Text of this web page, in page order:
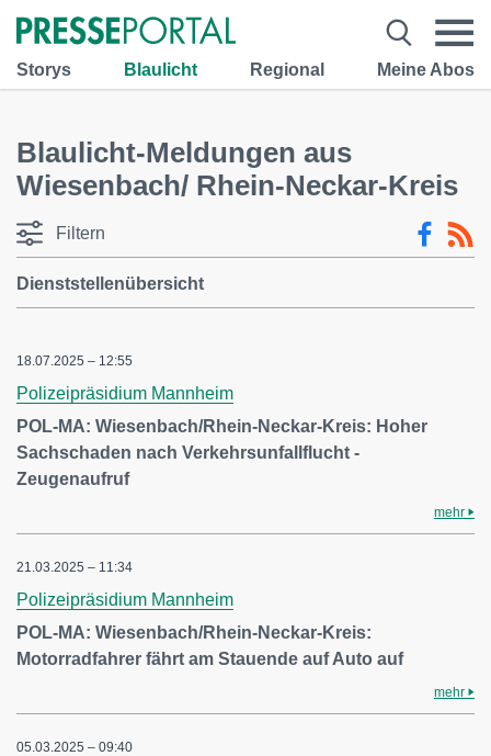
Storys Blaulicht Regional Meine Abos
Blaulicht-Meldungen aus
Wiesenbach/ Rhein-Neckar-Kreis
Filtern
Dienststellenübersicht
18.07.2025 – 12:55
Polizeipräsidium Mannheim
POL-MA: Wiesenbach/Rhein-Neckar-Kreis: Hoher
Sachschaden nach Verkehrsunfallflucht -
Zeugenaufruf
mehr
21.03.2025 – 11:34
Polizeipräsidium Mannheim
POL-MA: Wiesenbach/Rhein-Neckar-Kreis:
Motorradfahrer fährt am Stauende auf Auto auf
mehr
05.03.2025 – 09:40